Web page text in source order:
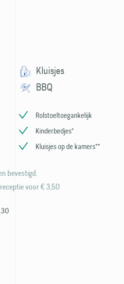
Kluisjes
BBQ
Rolstoeltoegankelijk
Kinderbedjes*
Kluisjes op de kamers**
bevestigd.
voor € 3,50